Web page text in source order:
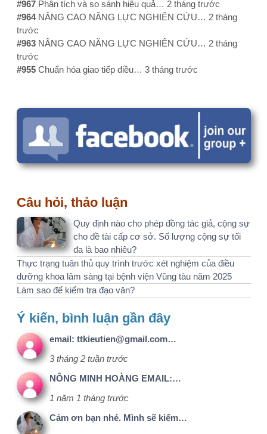
Câu hỏi, thảo luận
Quy định nào cho phép đồng tác giả, cộng sự
đa là bao nhiêu?
Làm sao để kiểm tra đạo văn?
Ý kiến, bình luận gần đây
email: ttkieutien@gmail.com…
3 tháng 2 tuần trước
1 năm 1 tháng trước
Cảm ơn bạn nhé. Mình sẽ kiểm…
1 năm 2 tháng trước
tiêu đề và nội dung nghiên…
1 năm 3 tháng trước
Bạn có thể dễ dàng kiểm tra…
1 năm 5 tháng trước
Liên hệ
Email:
1@nckh.net
Menu